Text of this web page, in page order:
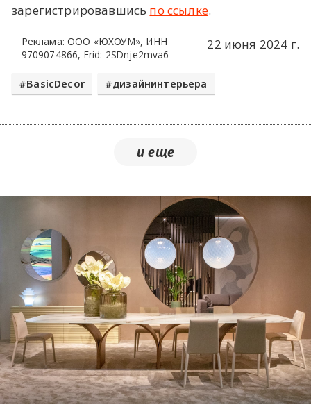
зарегистрировавшись по ссылке.
22 июня 2024 г.
Реклама: ООО «ЮХОУМ», ИНН
9709074866, Erid: 2SDnje2mva6
BasicDecor дизайнинтерьера